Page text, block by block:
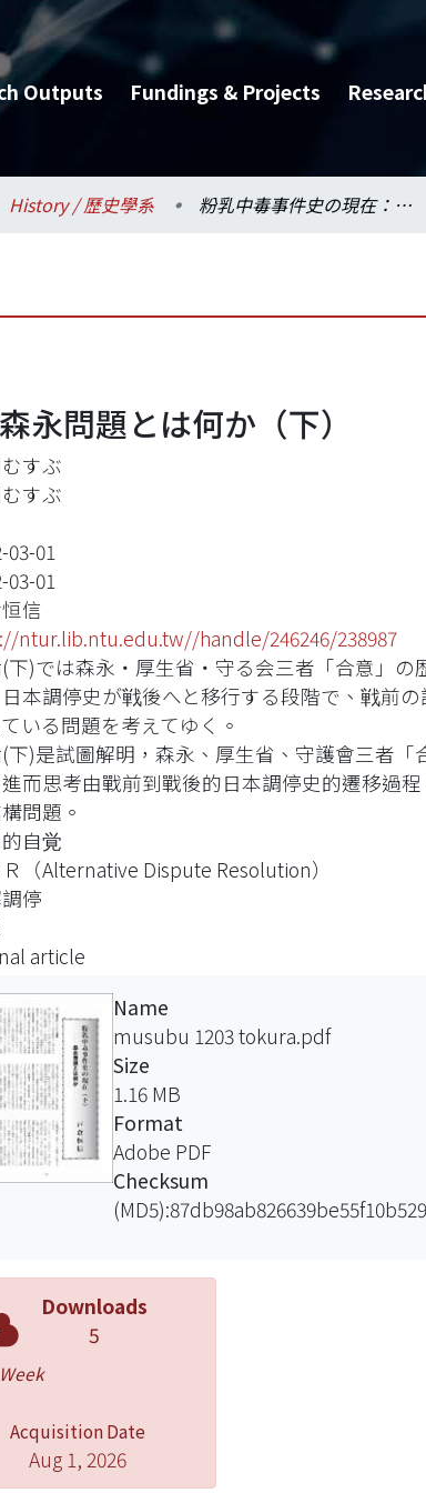
Outputs Fundings & Projects
History / 歷史學系 粉乳中毒事件史の現在：森永問題とは何か（下）
永問題とは何か（下）
すぶ
すぶ
03-01
03-01
信
ntur.lib.ntu.edu.tw//handle/246246/238987
下)では森永・厚生省・守る会三者「合意」
本調停史が戦後へと移行する段階で、戦前
いる問題を考えてゆく。
下)是試圖解明，森永、厚生省、守護會三者
而思考由戰前到戰後的日本調停史的遷移過
問題。
自覚
（Alternative Dispute Resolution）
停
article
Name
musubu 1203 tokura.pdf
Size
1.16 MB
Format
Adobe PDF
Checksum
Downloads
5
Acquisition Date
Aug 1, 2026